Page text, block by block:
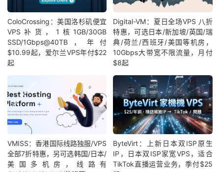
ColoCrossing：美国洛杉矶便宜
VPS补货，1核1GB/30GB
SSD/1Gbps@40TB，年付
$10.99起，爱尔兰VPS年付$22
起
Digital-VM：夏日全场VPS 八折
特惠，可选日本/新加坡/英国/瑞
典/荷兰/西班牙/美国等机房，
10Gbps大带宽不限流量，月付
$8起
VMISS：香港国际线路独服/VPS
全部7折特惠，另可选韩国/日本/
美国多机房，线路有
ByteVirt：上新日本双ISP原生
IP，日本双ISP家宽VPS，适合
TikTok直播运营业务，季付$25